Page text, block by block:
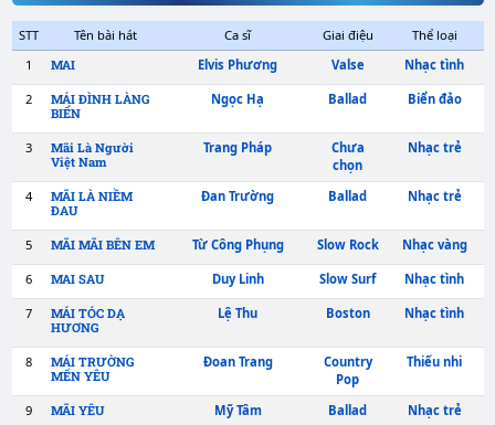
STT Tên bài hát
Giai điệu
1
MAI Elvis Phương Valse
BIỂN